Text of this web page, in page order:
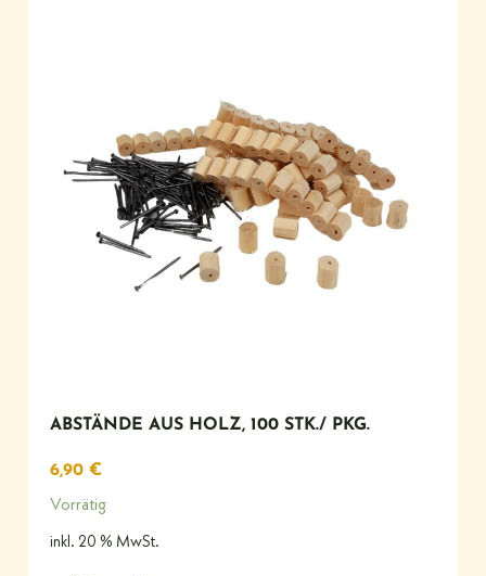
ABSTÄNDE AUS HOLZ, 100 STK./ PKG.
6,90 €
Vorrätig
inkl. 20 % MwSt.